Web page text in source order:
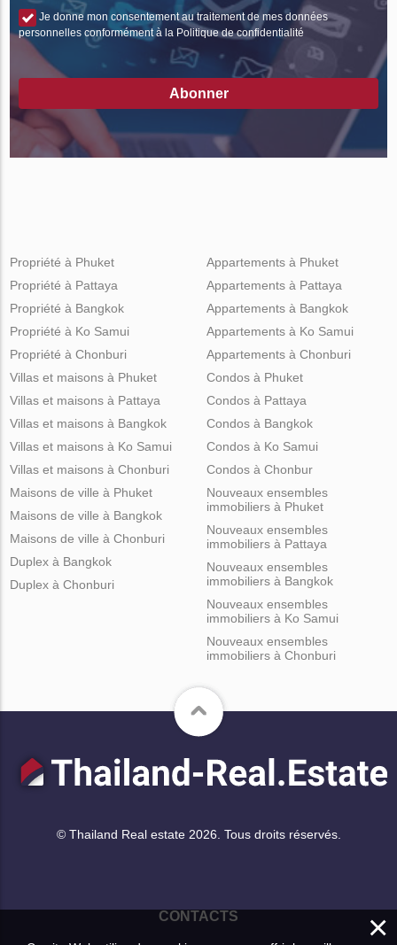
Je donne mon consentement au traitement de mes données
personnelles conformément à la Politique de confidentialité
Abonner
Propriété à Phuket
Propriété à Pattaya
Propriété à Bangkok
Propriété à Ko Samui
Propriété à Chonburi
Appartements à Phuket
Appartements à Pattaya
Appartements à Bangkok
Appartements à Ko Samui
Appartements à Chonburi
Villas et maisons à Phuket
Villas et maisons à Pattaya
Villas et maisons à Bangkok
Villas et maisons à Ko Samui
Villas et maisons à Chonburi
Condos à Phuket
Condos à Pattaya
Condos à Bangkok
Condos à Ko Samui
Condos à Chonbur
Maisons de ville à Phuket
Maisons de ville à Bangkok
Maisons de ville à Chonburi
Duplex à Bangkok
Duplex à Chonburi
Nouveaux ensembles
immobiliers à Phuket
Nouveaux ensembles
immobiliers à Pattaya
Nouveaux ensembles
immobiliers à Bangkok
Nouveaux ensembles
immobiliers à Ko Samui
Nouveaux ensembles
immobiliers à Chonburi
© Thailand Real estate 2026. Tous droits réservés.
CONTACTS ×